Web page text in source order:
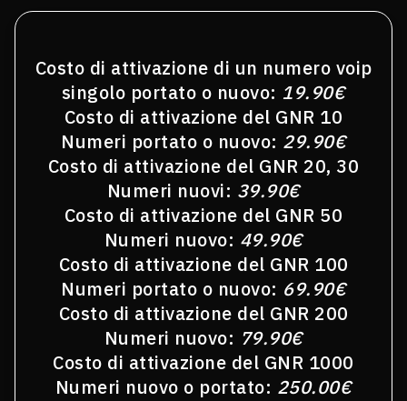
Costo di attivazione di un numero voip
singolo portato o nuovo: 19.90€
Costo di attivazione del GNR 10
Numeri portato o nuovo: 29.90€
Costo di attivazione del GNR 20, 30
Numeri nuovi: 39.90€
Costo di attivazione del GNR 50
Numeri nuovo: 49.90€
Costo di attivazione del GNR 100
Numeri portato o nuovo: 69.90€
Costo di attivazione del GNR 200
Numeri nuovo: 79.90€
Costo di attivazione del GNR 1000
Numeri nuovo o portato: 250.00€